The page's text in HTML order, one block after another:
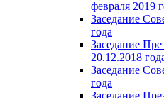
февраля 2019
Заседание
года
Заседание
20.12.2018
Заседание
года
Заседание